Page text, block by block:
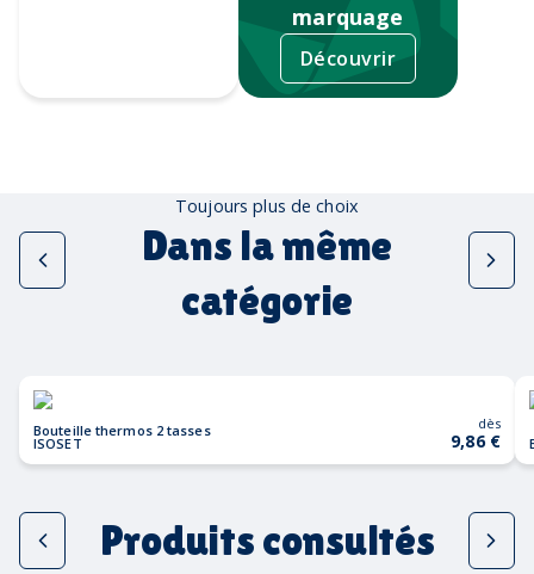
marquage
Découvrir
Toujours plus de choix
Dans la même
catégorie
Bouteille thermos 2 tasses
ISOSET
dès
9,86 €
Produits consultés